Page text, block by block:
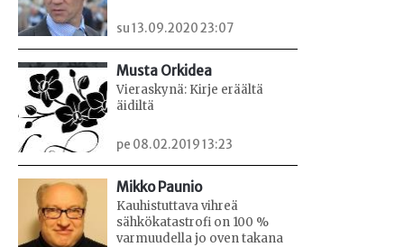
su 13.09.2020 23:07
Musta Orkidea
Vieraskynä: Kirje eräältä
äidiltä
pe 08.02.2019 13:23
Mikko Paunio
Kauhistuttava vihreä
sähkökatastrofi on 100 %
varmuudella jo oven takana